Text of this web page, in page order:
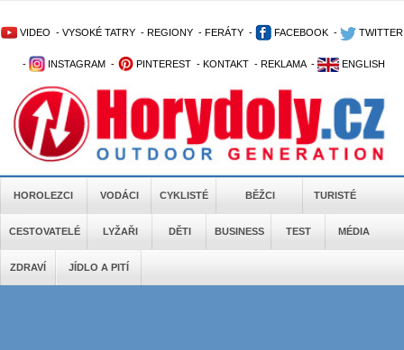
VIDEO - VYSOKÉ TATRY - REGIONY - FERÁTY - FACEBOOK - TWITTER
- INSTAGRAM - PINTEREST - KONTAKT - REKLAMA - ENGLISH
HOROLEZCI VODÁCI CYKLISTÉ BĚŽCI TURISTÉ
CESTOVATELÉ LYŽAŘI DĚTI BUSINESS TEST MÉDIA
ZDRAVÍ JÍDLO A PITÍ